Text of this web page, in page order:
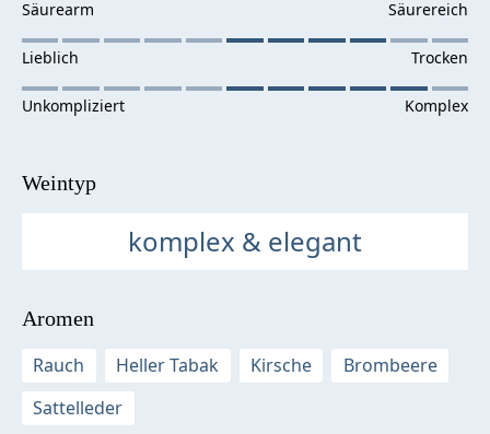
Weintyp
komplex & elegant
Aromen
Rauch
Heller Tabak Kirsche
Brombeere
Sattelleder